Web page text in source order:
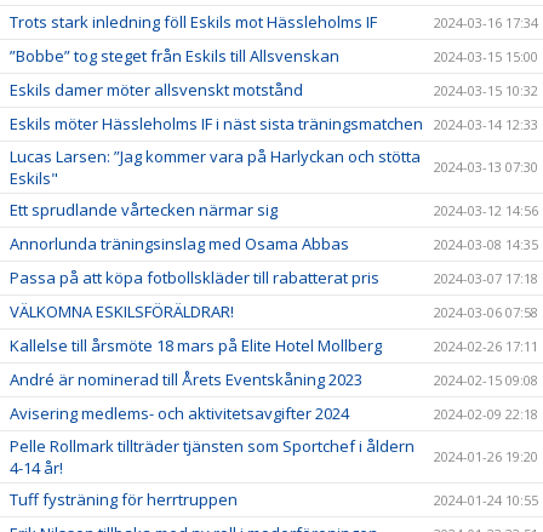
Trots stark inledning föll Eskils mot Hässleholms IF 2024-03-16 17:34
”Bobbe” tog steget från Eskils till Allsvenskan 2024-03-15 15:00
Eskils damer möter allsvenskt motstånd 2024-03-15 10:32
Eskils möter Hässleholms IF i näst sista träningsmatchen 2024-03-14 12:33
Lucas Larsen: ”Jag kommer vara på Harlyckan och stötta
Eskils"
2024-03-13 07:30
Ett sprudlande vårtecken närmar sig 2024-03-12 14:56
Annorlunda träningsinslag med Osama Abbas 2024-03-08 14:35
Passa på att köpa fotbollskläder till rabatterat pris 2024-03-07 17:18
VÄLKOMNA ESKILSFÖRÄLDRAR! 2024-03-06 07:58
Kallelse till årsmöte 18 mars på Elite Hotel Mollberg 2024-02-26 17:11
André är nominerad till Årets Eventskåning 2023 2024-02-15 09:08
Avisering medlems- och aktivitetsavgifter 2024 2024-02-09 22:18
Pelle Rollmark tillträder tjänsten som Sportchef i åldern
4-14 år!
2024-01-26 19:20
Tuff fysträning för herrtruppen 2024-01-24 10:55